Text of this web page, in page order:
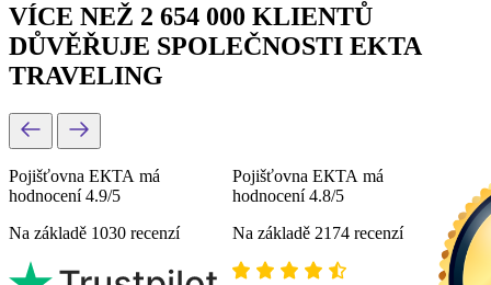
VÍCE NEŽ 2 654 000 KLIENTŮ
DŮVĚŘUJE SPOLEČNOSTI EKTA
TRAVELING
Pojišťovna ЕКТА má
hodnocení 4.9/5
Na základě 1030 recenzí
Pojišťovna ЕКТА má
hodnocení 4.8/5
Na základě 2174 recenzí